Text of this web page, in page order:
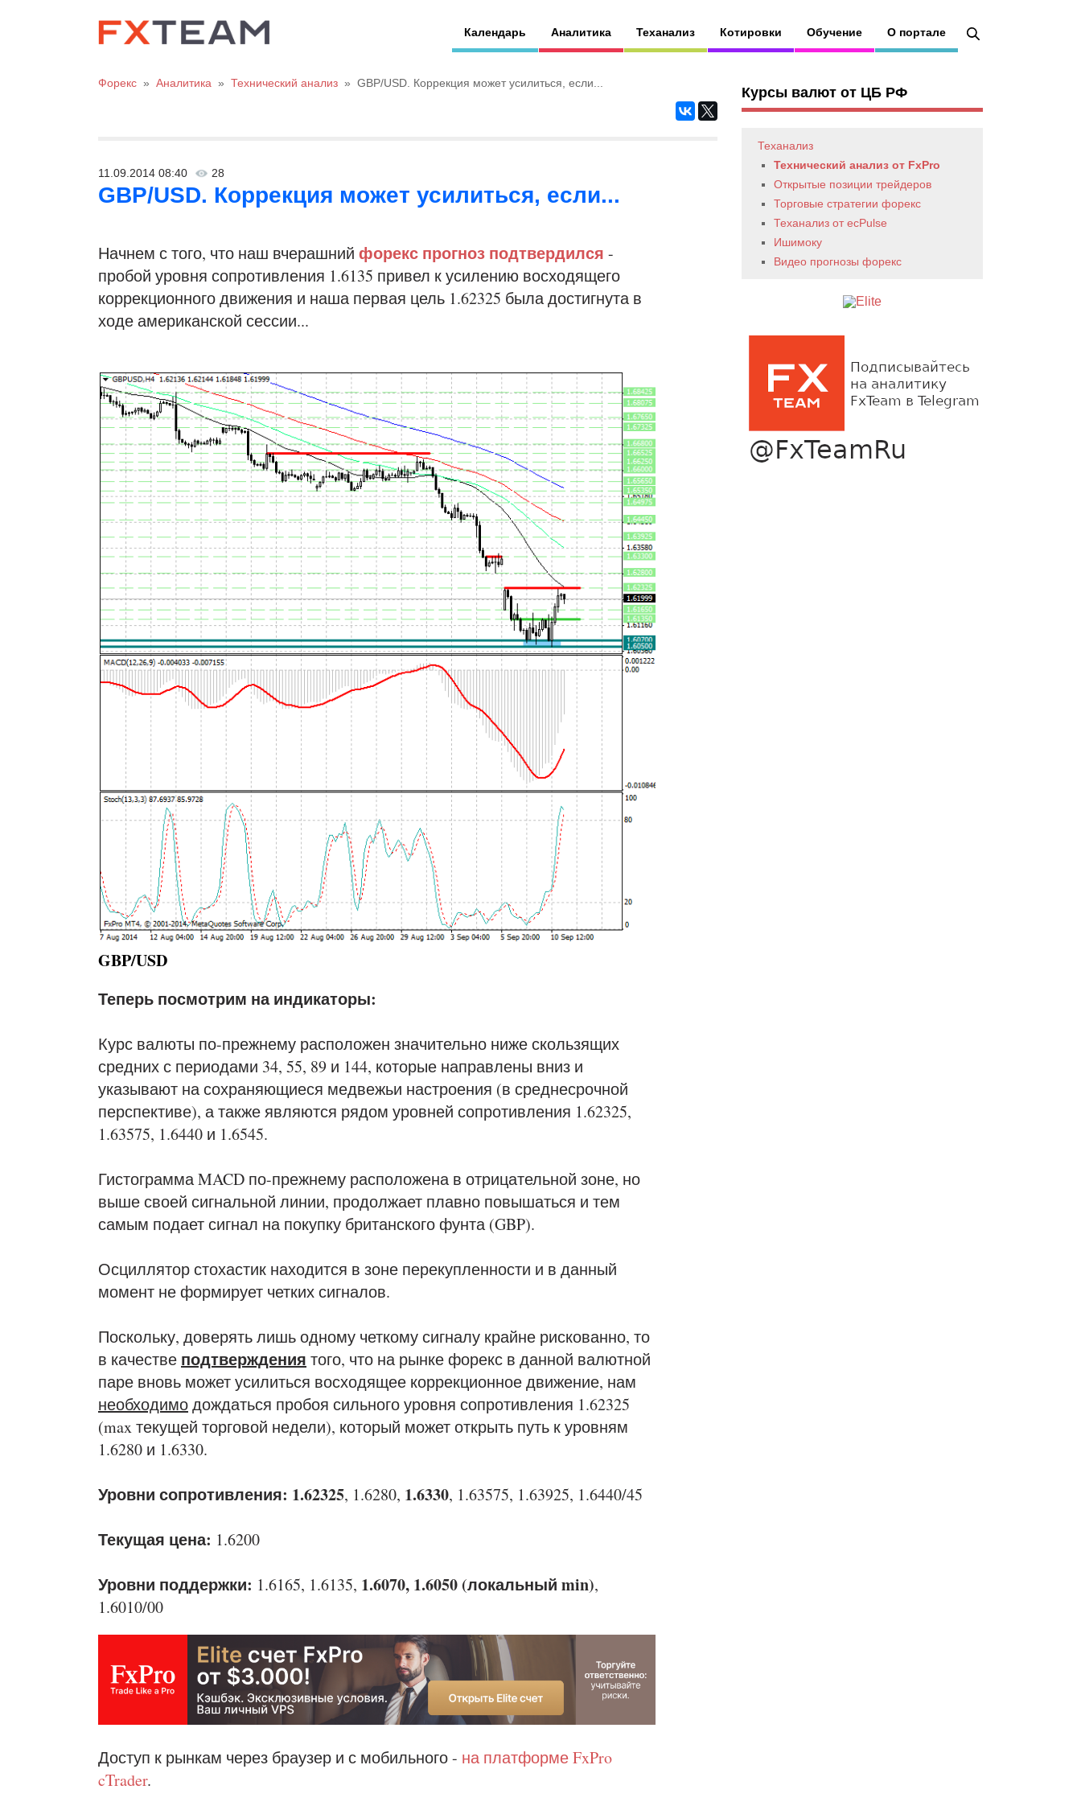
Календарь Аналитика Теханализ Котировки Обучение О портале
Форекс » Аналитика » Технический анализ » GBP/USD. Коррекция может усилиться, если...
11.09.2014 08:40 28
GBP/USD. Коррекция может усилиться, если...
Начнем с того, что наш вчерашний форекс прогноз подтвердился -
пробой уровня сопротивления 1.6135 привел к усилению восходящего
коррекционного движения и наша первая цель 1.62325 была достигнута в
ходе американской сессии...
GBP/USD
Теперь посмотрим на индикаторы:
Курс валюты по-прежнему расположен значительно ниже скользящих
средних с периодами 34, 55, 89 и 144, которые направлены вниз и
указывают на сохраняющиеся медвежьи настроения (в среднесрочной
перспективе), а также являются рядом уровней сопротивления 1.62325,
1.63575, 1.6440 и 1.6545.
Гистограмма MACD по-прежнему расположена в отрицательной зоне, но
выше своей сигнальной линии, продолжает плавно повышаться и тем
самым подает сигнал на покупку британского фунта (GBP).
Осциллятор стохастик находится в зоне перекупленности и в данный
момент не формирует четких сигналов.
Поскольку, доверять лишь одному четкому сигналу крайне рискованно, то
в качестве подтверждения того, что на рынке форекс в данной валютной
паре вновь может усилиться восходящее коррекционное движение, нам
необходимодождаться пробоя сильного уровня сопротивления 1.62325
(max текущей торговой недели), который может открыть путь к уровням
1.6280 и 1.6330.
Уровни сопротивления: 1.62325, 1.6280, 1.6330, 1.63575, 1.63925, 1.6440/45
Текущая цена: 1.6200
Уровни поддержки: 1.6165, 1.6135, 1.6070, 1.6050 (локальный min),
1.6010/00
Доступ к рынкам через браузер и с мобильного - на платформе FxPro
cTrader.
Курсы валют от ЦБ РФ
Теханализ
Технический анализ от FxPro
Открытые позиции трейдеров
Торговые стратегии форекс
Теханализ от ecPulse
Ишимоку
Видео прогнозы форекс